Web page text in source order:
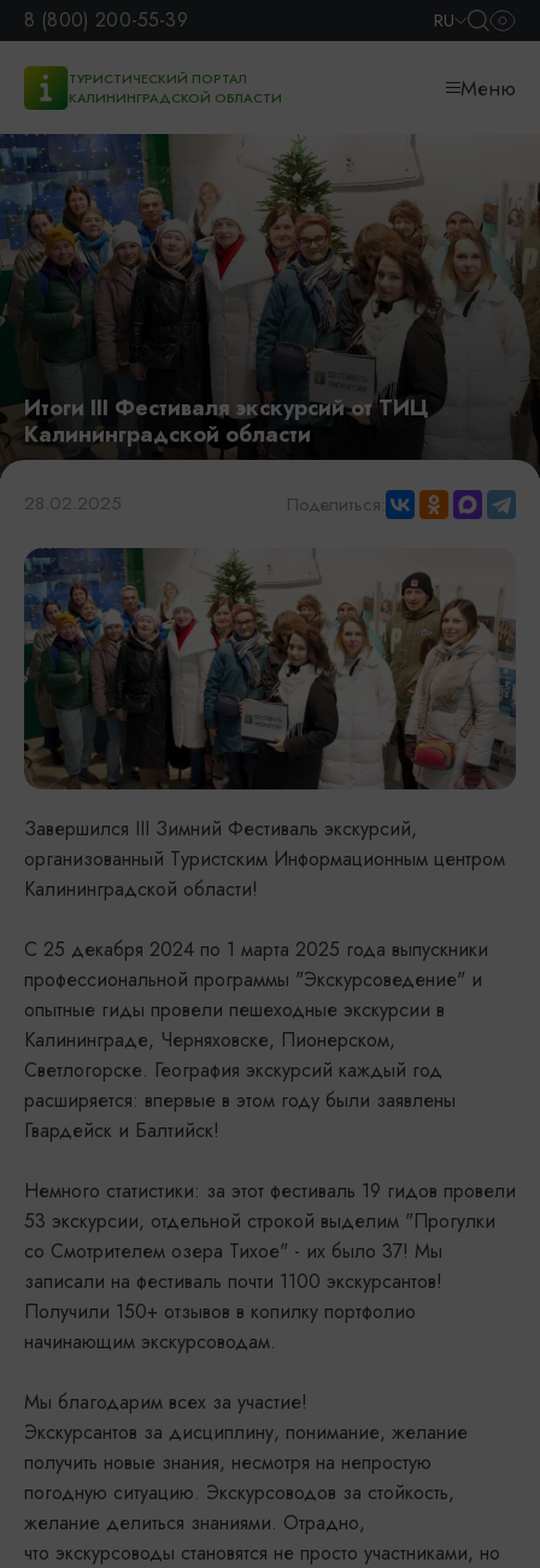
8 (800) 200-55-39 RU
ТУРИСТИЧЕСКИЙ ПОРТАЛ
КАЛИНИНГРАДСКОЙ ОБЛАСТИ
Меню
Итоги III Фестиваля экскурсий от ТИЦ
Калининградской области
28.02.2025 Поделиться:
Завершился III Зимний Фестиваль экскурсий,
организованный Туристским Информационным центром
Калининградской области!
С 25 декабря 2024 по 1 марта 2025 года выпускники
профессиональной программы "Экскурсоведение" и
опытные гиды провели пешеходные экскурсии в
Калининграде, Черняховске, Пионерском,
Светлогорске. География экскурсий каждый год
расширяется: впервые в этом году были заявлены
Гвардейск и Балтийск!
Немного статистики: за этот фестиваль 19 гидов провели
53 экскурсии, отдельной строкой выделим "Прогулки
со Смотрителем озера Тихое" - их было 37! Мы
записали на фестиваль почти 1100 экскурсантов!
Получили 150+ отзывов в копилку портфолио
начинающим экскурсоводам.
Мы благодарим всех за участие!
Экскурсантов за дисциплину, понимание, желание
получить новые знания, несмотря на непростую
погодную ситуацию. Экскурсоводов за стойкость,
желание делиться знаниями. Отрадно,
что экскурсоводы становятся не просто участниками, но